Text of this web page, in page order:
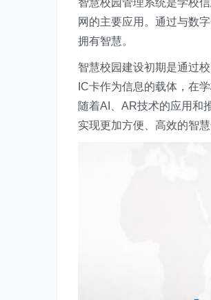
智慧校园管理系统是学校
网的主要应用。通过与数
拥有智慧。
智慧校园建设初期是通过
IC卡作为信息的载体，在
随着AI、AR技术的应用和
实现更加方便、高效的智慧